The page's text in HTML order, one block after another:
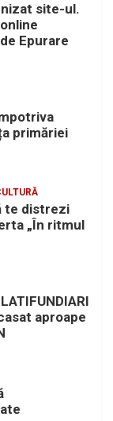
site-ul.
Epurare
primăriei
te distrezi
„În ritmul
aproape